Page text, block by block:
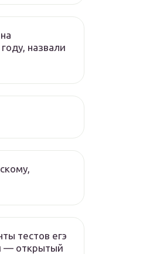
назвали
тестов егэ
— открытый